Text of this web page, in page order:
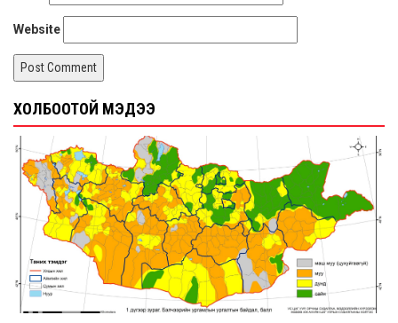
Website
ХОЛБООТОЙ МЭДЭЭ